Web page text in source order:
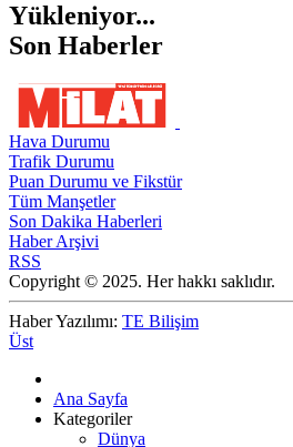
Yükleniyor...
Son Haberler
Hava Durumu
Trafik Durumu
Puan Durumu ve Fikstür
Tüm Manşetler
Son Dakika Haberleri
Haber Arşivi
RSS
Copyright © 2025. Her hakkı saklıdır.
Haber Yazılımı: TE Bilişim
Üst
Ana Sayfa
Kategoriler
Dünya